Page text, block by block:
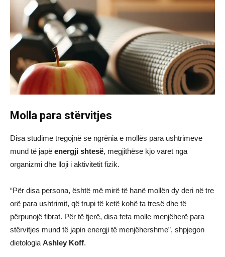
Molla para stërvitjes
Disa studime tregojnë se ngrënia e mollës para ushtrimeve
mund të japë energji shtesë, megjithëse kjo varet nga
organizmi dhe lloji i aktivitetit fizik.
“Për disa persona, është më mirë të hanë mollën dy deri në tre
orë para ushtrimit, që trupi të ketë kohë ta tresë dhe të
përpunojë fibrat. Për të tjerë, disa feta molle menjëherë para
stërvitjes mund të japin energji të menjëhershme”, shpjegon
dietologia Ashley Koff.